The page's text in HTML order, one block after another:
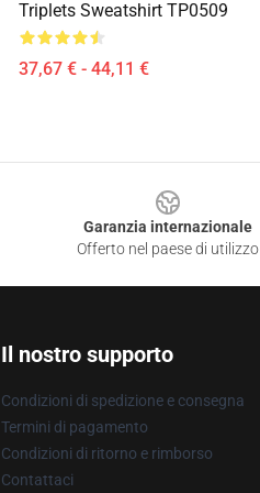
Triplets Sweatshirt TP0509
37,67 € - 44,11 €
Garanzia internazionale
Offerto nel paese di utilizzo
Il nostro supporto
Condizioni di spedizione e consegna
Termini di pagamento
Condizioni di ritorno e rimborso
Contattaci